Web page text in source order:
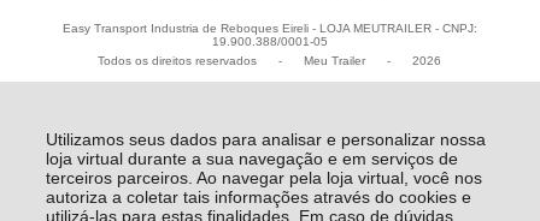
Utilizamos seus dados para analisar e personalizar nossa
loja virtual durante a sua navegação e em serviços de
terceiros parceiros. Ao navegar pela loja virtual, você nos
autoriza a coletar tais informações através do cookies e
utilizá-las para estas finalidades. Em caso de dúvidas,
Easy Transport Industria de Reboques Eireli - LOJA MEUTRAILER - CNPJ:
19.900.388/0001-05
Todos os direitos reservados
- Meu Trailer - 2026